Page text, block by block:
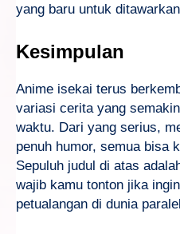
yang baru untuk
Kesimpulan
Anime isekai terus
variasi cerita yang
waktu. Dari yang serius,
penuh humor, semua bisa
Sepuluh judul di atas
wajib kamu tonton jika
petualangan di dunia